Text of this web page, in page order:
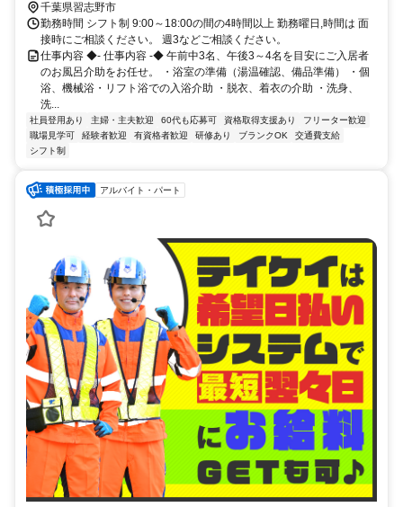
歩約4分
千葉県習志野市
勤務時間 シフト制 9:00～18:00の間の4時間以上 勤務曜日,時間は 面
接時にご相談ください。 週3などご相談ください。
仕事内容 ◆- 仕事内容 -◆ 午前中3名、午後3～4名を目安にご入居者
のお風呂介助をお任せ。 ・浴室の準備（湯温確認、備品準備） ・個
浴、機械浴・リフト浴での入浴介助 ・脱衣、着衣の介助 ・洗身、
洗...
社員登用あり 主婦・主夫歓迎 60代も応募可 資格取得支援あり
フリーター歓迎
職場見学可
経験者歓迎 有資格者歓迎 研修あり ブランクOK
交通費支給
シフト制
アルバイト・パート